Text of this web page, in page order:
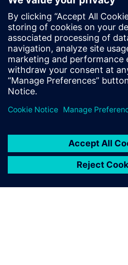
További információk
További információk
Feltételek
egyik sem